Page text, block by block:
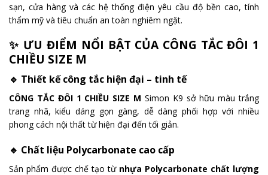
sạn, cửa hàng và các hệ thống điện yêu cầu độ bền cao, tính
thẩm mỹ và tiêu chuẩn an toàn nghiêm ngặt.
✨ ƯU ĐIỂM NỔI BẬT CỦA CÔNG TẮC ĐÔI 1
CHIỀU SIZE M
🔹 Thiết kế công tắc hiện đại – tinh tế
CÔNG TẮC ĐÔI 1 CHIỀU SIZE M Simon K9 sở hữu màu trắng
trang nhã, kiểu dáng gọn gàng, dễ dàng phối hợp với nhiều
phong cách nội thất từ hiện đại đến tối giản.
🔹 Chất liệu Polycarbonate cao cấp
Sản phẩm được chế tạo từ nhựa Polycarbonate chất lượng